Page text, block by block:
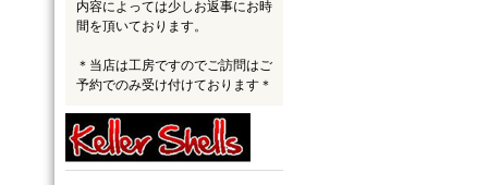
内容によっては少しお返事にお時
間を頂いております。
＊当店は工房ですのでご訪問はご
予約でのみ受け付けております＊